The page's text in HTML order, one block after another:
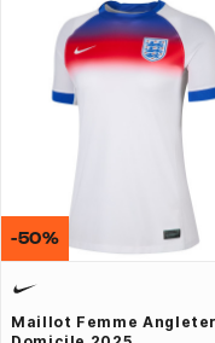
Maillot Femme
-50%